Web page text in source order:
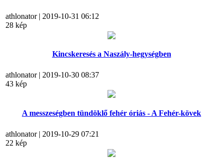
athlonator | 2019-10-31 06:12
28 kép
Kincskeresés a Naszály-hegységben
athlonator | 2019-10-30 08:37
43 kép
A messzeségben tündöklő fehér óriás - A Fehér-kövek
athlonator | 2019-10-29 07:21
22 kép